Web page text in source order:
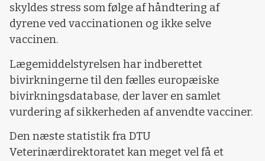
skyldes stress som følge af håndtering af
dyrene ved vaccinationen og ikke selve
vaccinen.
Lægemiddelstyrelsen har indberettet
bivirkningerne til den fælles europæiske
bivirkningsdatabase, der laver en samlet
vurdering af sikkerheden af anvendte vacciner.
Den næste statistik fra DTU
Veterinærdirektoratet kan meget vel få et